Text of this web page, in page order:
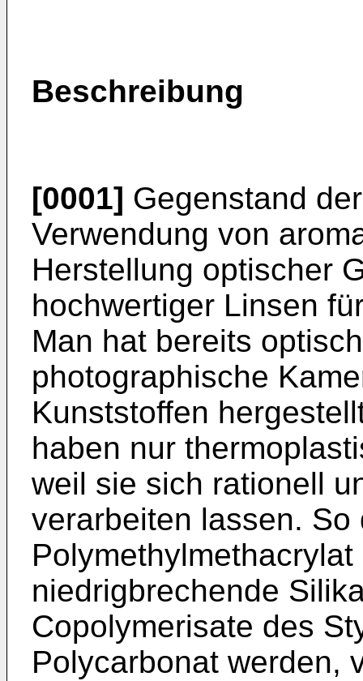
Beschreibung
[0001] Gegenstand
Verwendung von
Herstellung optischer
hochwertiger Linsen
Man hat bereits
photographische
Kunststoffen
haben nur
weil sie sich rationell
verarbeiten lassen.
niedrigbrechende
Copolymerisate des
Polycarbonat werden,